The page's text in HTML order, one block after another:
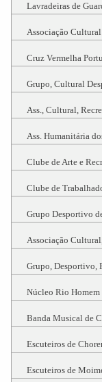
Lavradeiras de
Associação
Cruz Vermelha
Grupo, Cultural
Ass., Cultural,
Ass. Humanitária
Clube de Arte e
Clube de
Grupo Desportivo
Associação
Grupo, Desportivo,
Núcleo Rio Homem
Banda Musical de
Escuteiros de
Escuteiros de